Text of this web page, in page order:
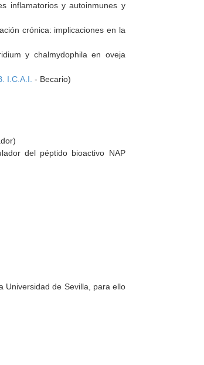
inflamatorios y autoinmunes y
crónica: implicaciones en la
y chalmydophila en oveja
I.C.A.I. - Becario)
del péptido bioactivo NAP
Universidad de Sevilla, para ello